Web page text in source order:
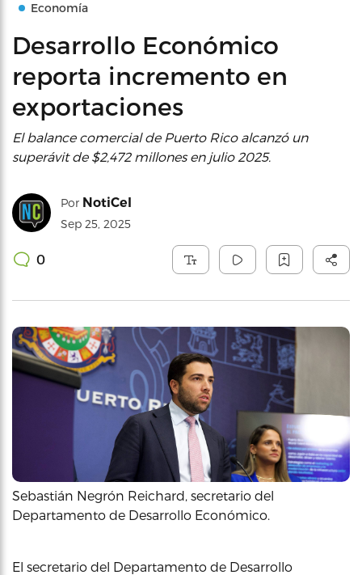
Economía
Desarrollo Económico
reporta incremento en
exportaciones
El balance comercial de Puerto Rico alcanzó un
superávit de $2,472 millones en julio 2025.
Por NotiCel
Sep 25, 2025
0
Sebastián Negrón Reichard, secretario del
Departamento de Desarrollo Económico.
El secretario del Departamento de Desarrollo